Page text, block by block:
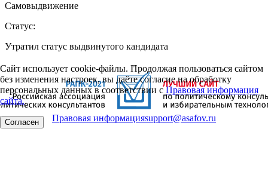
Самовыдвижение
Статус:
Утратил статус выдвинутого кандидата
Сайт использует cookie-файлы. Продолжая пользоваться сайтом
без изменения настроек, вы даёте согласие на обработку
персональных данных в соответствии сПравовая информация
сайта.
Согласен Правовая информацияsupport@asafov.ru